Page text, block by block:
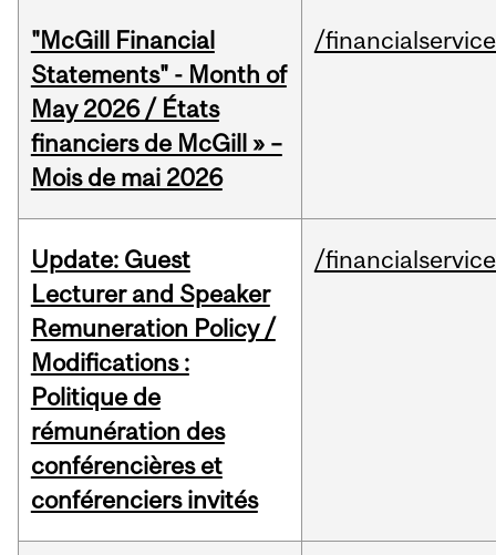
"McGill Financial
Statements" - Month of
May 2026 / États
financiers de McGill » –
Mois de mai 2026
/
Update: Guest
Lecturer and Speaker
Remuneration Policy /
Modifications :
Politique de
rémunération des
conférencières et
conférenciers invités
/